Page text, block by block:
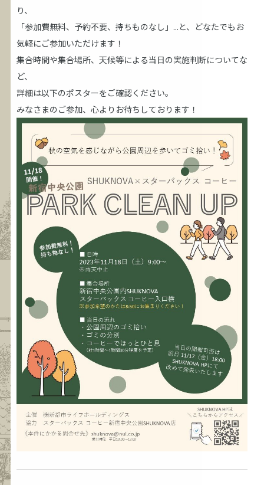
り、
「参加費無料、予約不要、持ちものなし」...と、どなたでもお
気軽にご参加いただけます！
集合時間や集合場所、天候等による当日の実施判断についてな
ど、
詳細は以下のポスターをご確認ください。
みなさまのご参加、心よりお待ちしております！